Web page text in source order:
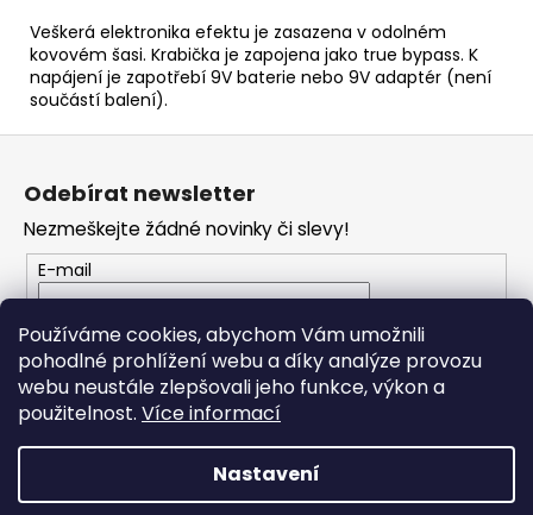
Používáme cookies, abychom Vám umožnili
pohodlné prohlížení webu a díky analýze provozu
webu neustále zlepšovali jeho funkce, výkon a
použitelnost. Více informací
Nastavení
Veškerá elektronika efektu je zasazena v odolném
kovovém šasi. Krabička je zapojena jako true bypass. K
napájení je zapotřebí 9V baterie nebo 9V adaptér (není
součástí balení).
Z
í
Odebírat newsletter
Nezmeškejte žádné novinky či slevy!
E-mail
Vložením e-mailu souhlasíte s podmínkami
ochrany osobních údajů
PŘIHLÁSIT SE